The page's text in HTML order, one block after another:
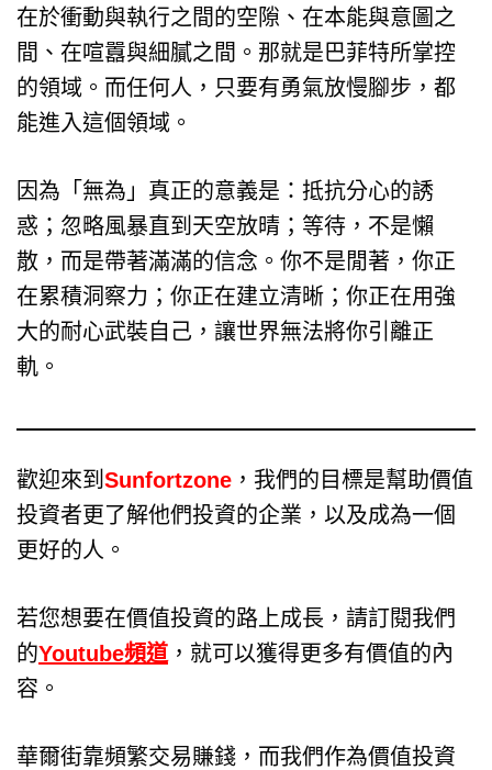
在於衝動與執行之間的空隙、在本能與意圖之
間、在喧囂與細膩之間。那就是巴菲特所掌控
的領域。而任何人，只要有勇氣放慢腳步，都
能進入這個領域。
因為「無為」真正的意義是：抵抗分心的誘
惑；忽略風暴直到天空放晴；等待，不是懶
散，而是帶著滿滿的信念。你不是閒著，你正
在累積洞察力；你正在建立清晰；你正在用強
大的耐心武裝自己，讓世界無法將你引離正
軌。
歡迎來到 Sunfortzone ，我們的目標是幫助價值
投資者更了解他們投資的企業，以及成為一個
更好的人。
若您想要在價值投資的路上成長，請訂閱我們
的Youtube頻道 ，就可以獲得更多有價值的內
容。
華爾街靠頻繁交易賺錢，而我們作為價值投資